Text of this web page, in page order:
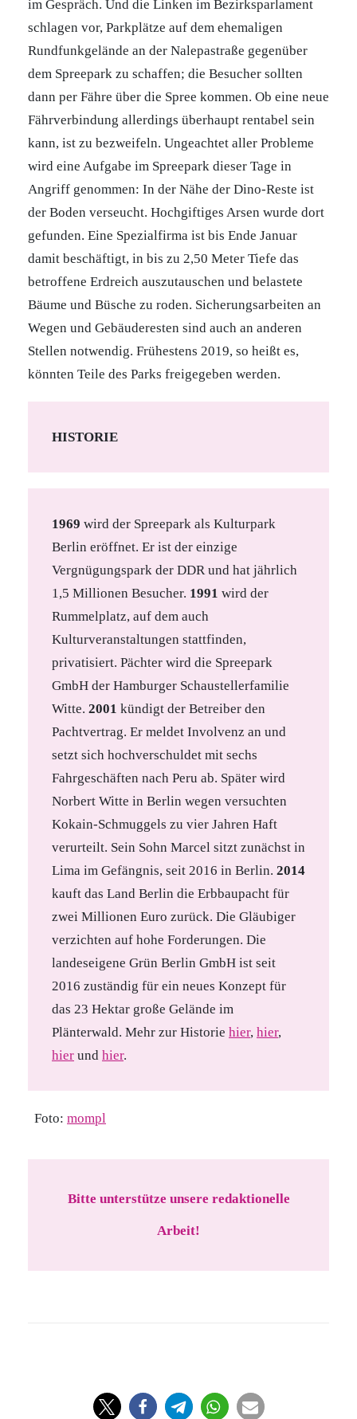
im Gespräch. Und die Linken im Bezirksparlament
schlagen vor, Parkplätze auf dem ehemaligen
Rundfunkgelände an der Nalepastraße gegenüber
dem Spreepark zu schaffen; die Besucher sollten
dann per Fähre über die Spree kommen. Ob eine neue
Fährverbindung allerdings überhaupt rentabel sein
kann, ist zu bezweifeln. Ungeachtet aller Probleme
wird eine Aufgabe im Spreepark dieser Tage in
Angriff genommen: In der Nähe der Dino-Reste ist
der Boden verseucht. Hochgiftiges Arsen wurde dort
gefunden. Eine Spezialfirma ist bis Ende Januar
damit beschäftigt, in bis zu 2,50 Meter Tiefe das
betroffene Erdreich auszutauschen und belastete
Bäume und Büsche zu roden. Sicherungsarbeiten an
Wegen und Gebäuderesten sind auch an anderen
Stellen notwendig. Frühestens 2019, so heißt es,
könnten Teile des Parks freigegeben werden.
HISTORIE
1969 wird der Spreepark als Kulturpark
Berlin eröffnet. Er ist der einzige
Vergnügungspark der DDR und hat jährlich
1,5 Millionen Besucher. 1991 wird der
Rummelplatz, auf dem auch
Kulturveranstaltungen stattfinden,
privatisiert. Pächter wird die Spreepark
GmbH der Hamburger Schaustellerfamilie
Witte. 2001 kündigt der Betreiber den
Pachtvertrag. Er meldet Involvenz an und
setzt sich hochverschuldet mit sechs
Fahrgeschäften nach Peru ab. Später wird
Norbert Witte in Berlin wegen versuchten
Kokain-Schmuggels zu vier Jahren Haft
verurteilt. Sein Sohn Marcel sitzt zunächst in
Lima im Gefängnis, seit 2016 in Berlin. 2014
kauft das Land Berlin die Erbbaupacht für
zwei Millionen Euro zurück. Die Gläubiger
verzichten auf hohe Forderungen. Die
landeseigene Grün Berlin GmbH ist seit
2016 zuständig für ein neues Konzept für
das 23 Hektar große Gelände im
Plänterwald. Mehr zur Historie hier, hier,
hier und hier.
Foto: mompl
Bitte unterstütze unsere redaktionelle
Arbeit!